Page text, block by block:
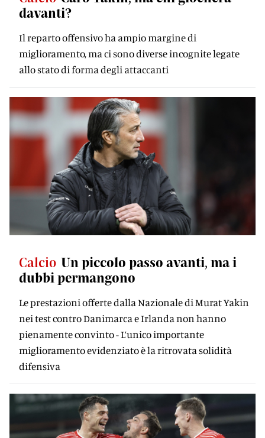
davanti?
Il reparto offensivo ha ampio margine di
miglioramento, ma ci sono diverse incognite legate
allo stato di forma degli attaccanti
Calcio Un piccolo passo avanti, ma i
dubbi permangono
Le prestazioni offerte dalla Nazionale di Murat Yakin
nei test contro Danimarca e Irlanda non hanno
pienamente convinto - L’unico importante
miglioramento evidenziato è la ritrovata solidità
difensiva